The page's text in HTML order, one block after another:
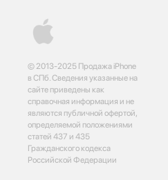
© 2013-2025 Продажа iPhone
в СПб. Сведения указанные на
сайте приведены как
справочная информация и не
являются публичной офертой,
определяемой положениями
статей 437 и 435
Гражданского кодекса
Российской Федерации